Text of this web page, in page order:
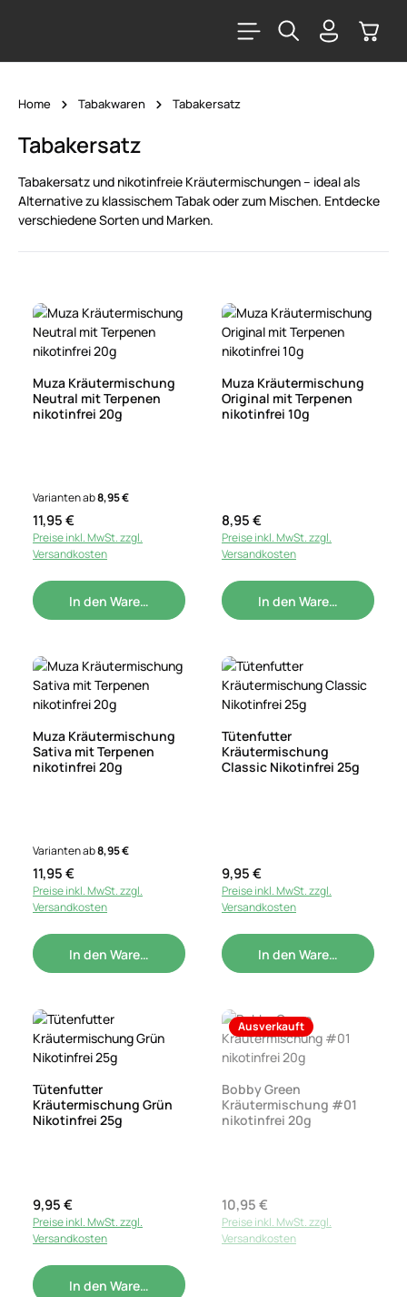
Home Tabakwaren Tabakersatz
Tabakersatz
Tabakersatz und nikotinfreie Kräutermischungen – ideal als
Alternative zu klassischem Tabak oder zum Mischen. Entdecke
verschiedene Sorten und Marken.
Muza Kräutermischung
Neutral mit Terpenen
nikotinfrei 20g
Varianten ab8,95 €
Regulärer Preis:
11,95 €
Preise inkl. MwSt. zzgl.
Versandkosten
In den Warenkorb
Muza Kräutermischung
Original mit Terpenen
nikotinfrei 10g
Regulärer Preis:
8,95 €
Preise inkl. MwSt. zzgl.
Versandkosten
In den Warenkorb
Muza Kräutermischung
Sativa mit Terpenen
nikotinfrei 20g
Varianten ab8,95 €
Regulärer Preis:
11,95 €
Preise inkl. MwSt. zzgl.
Versandkosten
In den Warenkorb
Tütenfutter
Kräutermischung
Classic Nikotinfrei 25g
Regulärer Preis:
9,95 €
Preise inkl. MwSt. zzgl.
Versandkosten
In den Warenkorb
Tütenfutter
Kräutermischung Grün
Nikotinfrei 25g
Regulärer Preis:
9,95 €
Preise inkl. MwSt. zzgl.
Versandkosten
In den Warenkorb
Ausverkauft
Bobby Green
Kräutermischung #01
nikotinfrei 20g
Regulärer Preis:
10,95 €
Preise inkl. MwSt. zzgl.
Versandkosten